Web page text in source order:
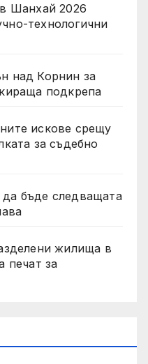
Шанхай 2026
технологични
над Корнин за
подкрепа
искове срещу
за съдебно
бъде следващата
жилища в
печат за